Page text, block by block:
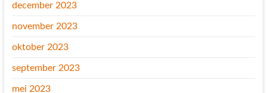
december 2023
november 2023
oktober 2023
september 2023
mei 2023